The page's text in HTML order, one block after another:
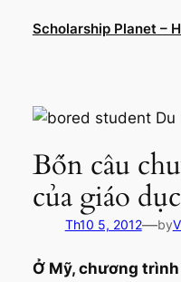
dung
Scholarship Planet –
Bốn câu
của giáo
Th10 5, 2012—by
Ở Mỹ, chương